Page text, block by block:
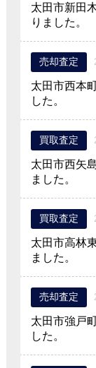
太田市新田
りました。
売却査定
太田市西本
した。
買取査定
太田市西矢
ました。
買取査定
太田市高林
ました。
売却査定
太田市強戸
した。